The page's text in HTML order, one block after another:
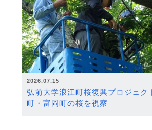
2026.07.15
弘前大学浪江町桜復興プロジェ
町・富岡町の桜を視察